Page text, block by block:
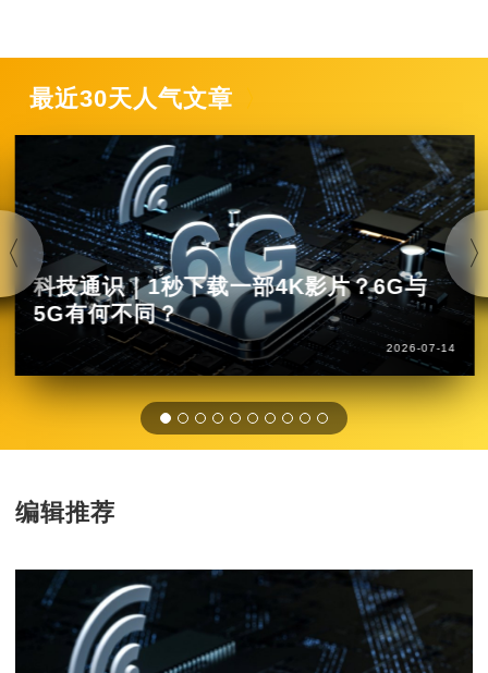
最近30天人气文章
科技通识｜1秒下载一部4K影片？6G与
5G有何不同？
2026-07-14
编辑推荐